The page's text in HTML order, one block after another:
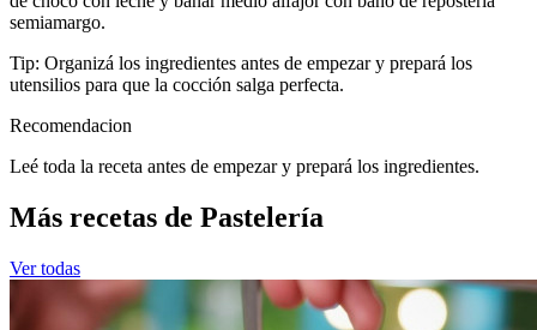
semiamargo.
Tip: Organizá los ingredientes antes de empezar y prepará los
utensilios para que la cocción salga perfecta.
Recomendacion
Leé toda la receta antes de empezar y prepará los ingredientes.
Más recetas de Pastelería
Ver todas